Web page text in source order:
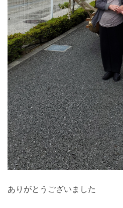
ありがとうございました